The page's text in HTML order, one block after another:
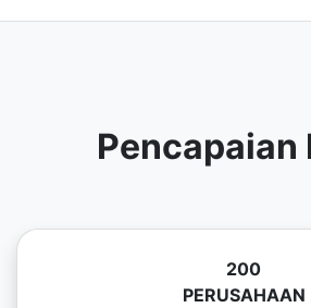
Pencapaian
200
PERUSAHAAN